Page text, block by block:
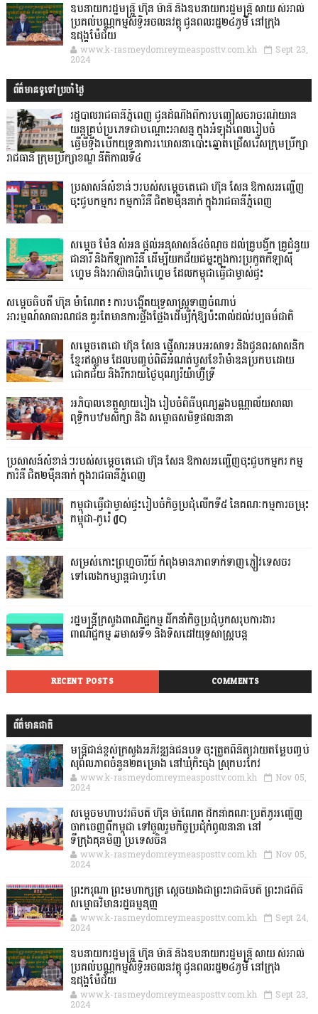
ឧបនាយករដ្ឋមន្ដ្រី ហ៊ុន ម៉ានី និងឧបនាយករដ្ឋមន្ដ្រី សាយ សំអាល់
ប្រគល់បណ្ណកម្មសិទ្ធិអចលនវត្ថុ ជូនពលរដ្ឋ២៤ភូមិ នៅក្រុង
ឧដុង្គម៉ែជ័យ
www.k-rasmeydomreymeasposttv.com.kh Sept 23,
2024
ព័ត៌មានទូទៅប្រចាំថ្ងៃ
រដ្ឋបាលរាជធានីភ្នំពេញ ជូនដំណឹងពីការបញ្ចៀសចរាចរណ៍យាន
យន្តគ្រប់ប្រភេទជាបណ្តោះអាសន្ន ក្នុងអំឡុងពេលរៀបចំ
ធ្វើមីទ្ទីងបើកយុទ្ធនាការឃោសនាបោះឆ្នោតជ្រើសរើសក្រុមប្រឹក្សា
រាជធានី ក្រុមប្រឹក្សាខណ្ឌ នីតិកាលទី៤
ប្រសាសន៍សំខាន់ៗរបស់សម្តេចតេជោ ហ៊ុន សែន ឱកាសអញ្ជើញ
ចុះជួបកម្មករ កម្មការិនី ជិត២ម៉ឺននាក់ ក្នុងរាជធានីភ្នំពេញ
សម្តេច ម៉ែន សំអន ផ្តល់អនុសាសន៍៤ចំណុច ដល់គ្រូបង្វឹក គ្រូជំនួយ
ជានារី និងកីឡាការិនី ដើម្បីយកជ័យជម្នះក្នុងការប្រកួតកីឡាស៊ី
ហ្គេម និងអាស៊ានប៉ារ៉ាហ្គេម ដែលកម្ពុជាធ្វើជាម្ចាស់ផ្ទះ
សម្តេចធិបតី ហ៊ុន ម៉ាណែត៖ ការបង្កើតយុទ្ធសាស្ត្រទាញចំណាប់
អារម្មណ៍សាធារណជន គួរតែមានការថ្លឹងថ្លែងដើម្បីកុំឱ្យប៉ះពាល់ដល់វប្បធម៌ជាតិ
សម្ដេចតេជោ ហ៊ុន សែន ផ្ញើសារអបអរសាទរ និងជូនពរសាសនិក
ខ្មែរឥស្លាម ដែលបញ្ចប់ពិធីអំណត់បួសខែរ៉ាម៉ាឌនប្រកបដោយ
ជោគជ័យ និងរីករាយថ្ងៃបុណ្យរ៉យ៉ាហ៊្វីទ្រី
អភិបាលខេត្តស្វាយរៀង រៀបចំពិធីបុណ្យឆ្លងបណ្ណាល័យសាលា
ពុទ្ធិកបឋមសិក្សា និង សម្ពោធសមិទ្ធផលនានា
ប្រសាសន៍សំខាន់ៗរបស់សម្តេចតេជោ ហ៊ុន សែន ឱកាសអញ្ជើញចុះជួបកម្មករ កម្ម
ការិនី ជិត២ម៉ឺននាក់ ក្នុងរាជធានីភ្នំពេញ
កម្ពុជាធ្វើជាម្ចាស់ផ្ទះរៀបចំកិច្ចប្រជុំលើកទី៥ នៃគណៈកម្មការចម្រុះ
កម្ពុជា-កូរ៉េ (JC)
សម្រស់កោះព្រហ្មចារីយ៍ កំពុងមានភាពទាក់ទាញភ្ញៀវទេសចរ
ទៅលេងកម្សាន្តជាហូរហែ
រដ្ឋមន្ត្រីក្រសួងពាណិជ្ជកម្ម ដឹកនាំកិច្ចប្រជុំបូកសរុបការងារ
ពាណិជ្ជកម្ម ឆមាសទី១ និងទិសដៅយុទ្ធសាស្រ្តបន្ត
RECENT POSTS COMMENTS
ព័ត៌មានជាតិ
មន្ត្រីជាន់ខ្ពស់ក្រសួងអភិវឌ្ឍន៍ជនបទ ចុះត្រួតពិនិត្យវាយតម្លៃបញ្ចប់
សុពលភាពចំនួន២គម្រោង នៅឃុំកិះចុង ស្រុកបរកែវ
www.k-rasmeydomreymeasposttv.com.kh Nov 05,
2024
សម្តេចមហាបវរធិបតី ហ៊ុន ម៉ាណែត ដឹកនាំគណៈប្រតិភូអញ្ជើញ
ចាកចេញពីកម្ពុជា ទៅចូលរួមកិច្ចប្រជុំកំពូលនានា នៅ
ទីក្រុងគុនមិញ ប្រទេសចិន
www.k-rasmeydomreymeasposttv.com.kh Nov 05,
2024
ព្រះករុណា ព្រះមហាក្សត្រ ស្តេចយាងជាព្រះរាជាធិបតី ព្រះរាជពិធី
សម្ពោធវិមានរដ្ឋធម្មនុញ្ញ
www.k-rasmeydomreymeasposttv.com.kh Sept 24,
2024
ឧបនាយករដ្ឋមន្ដ្រី ហ៊ុន ម៉ានី និងឧបនាយករដ្ឋមន្ដ្រី សាយ សំអាល់
ប្រគល់បណ្ណកម្មសិទ្ធិអចលនវត្ថុ ជូនពលរដ្ឋ២៤ភូមិ នៅក្រុង
ឧដុង្គម៉ែជ័យ
www.k-rasmeydomreymeasposttv.com.kh Sept 23,
2024